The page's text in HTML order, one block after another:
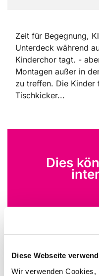
Diese Webseite
Wir verwenden Cookies,
Zeit für Begegnung,
Unterdeck während
Kinderchor tagt. -
Montagen außer in
zu treffen. Die Kinder
Tischkicker...
Dies